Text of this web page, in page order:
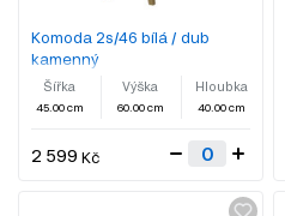
Komoda 2s/46 bílá / dub
kamenný
Šířka
45.00 cm
Výška
60.00 cm
Hloubka
40.00 cm
2 599 Kč